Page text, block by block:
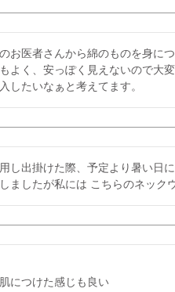
お医者さんから綿のものを身に
よく、安っぽく見えないので大変
したいなぁと考えてます。
し出掛けた際、予定より暑い日
ましたが私には こちらのネック
につけた感じも良い